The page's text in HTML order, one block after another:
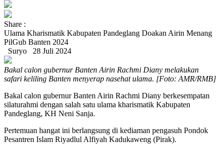
Share :
Ulama Kharismatik Kabupaten Pandeglang Doakan Airin Menang
PilGub Banten 2024
Suryo
28 Juli 2024
Bakal calon gubernur Banten Airin Rachmi Diany melakukan
safari keliling Banten menyerap nasehat ulama. [Foto: AMR/RMB]
Bakal calon gubernur Banten Airin Rachmi Diany berkesempatan
silaturahmi dengan salah satu ulama kharismatik Kabupaten
Pandeglang, KH Neni Sanja.
Pertemuan hangat ini berlangsung di kediaman pengasuh Pondok
Pesantren Islam Riyadlul Alfiyah Kadukaweng (Pirak).